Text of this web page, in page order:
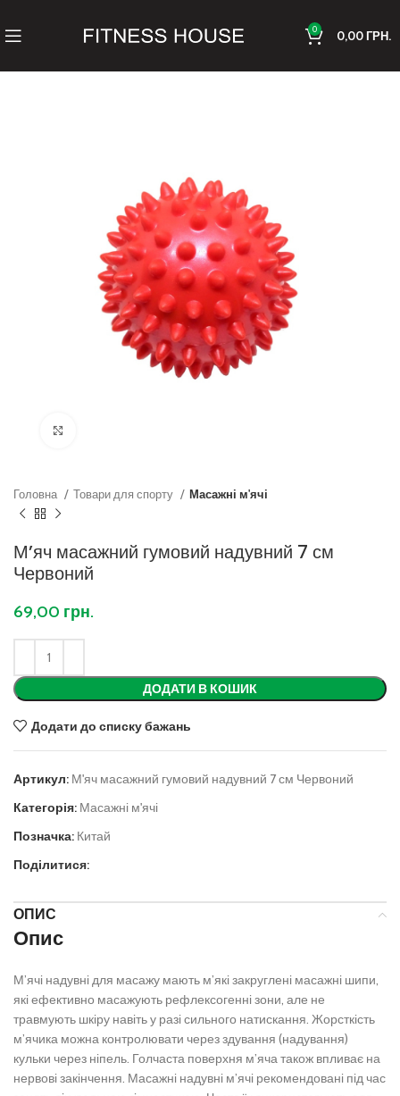
0 0,00ГРН.
Головна Товари для спорту Масажні м'ячі
М’яч масажний гумовий надувний 7 см
Червоний
69,00 грн.
ДОДАТИ В КОШИК
Додати до списку бажань
Артикул: М'яч масажний гумовий надувний 7 см Червоний
Категорія: Масажні м'ячі
Позначка: Китай
Поділитися:
ОПИС
Опис
М’ячі надувні для масажу мають м’які закруглені масажні шипи,
які ефективно масажують рефлексогенні зони, але не
травмують шкіру навіть у разі сильного натискання. Жорсткість
м’ячика можна контролювати через здування (надування)
кульки через ніпель. Голчаста поверхня м’яча також впливає на
нервові закінчення. Масажні надувні м’ячі рекомендовані під час